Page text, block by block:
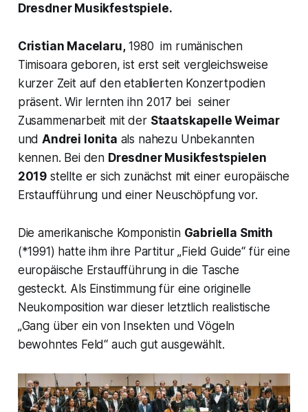
Dresdner Musikfestspiele.
Cristian Macelaru,1980 im rumänischen
Timisoara geboren, ist erst seit vergleichsweise
kurzer Zeit auf den etablierten Konzertpodien
präsent. Wir lernten ihn 2017 bei seiner
Zusammenarbeit mit der Staatskapelle Weimar
undAndrei Ionita als nahezu Unbekannten
kennen. Bei den Dresdner Musikfestspielen
2019 stellte er sich zunächst mit einer europäische
Erstaufführung und einer Neuschöpfung vor.
Die amerikanische Komponistin Gabriella Smith
(*1991) hatte ihm ihre Partitur„Field Guide“ für eine
europäische Erstaufführung in die Tasche
gesteckt. Als Einstimmung für eine originelle
Neukomposition war dieser letztlich realistische
„Gang über ein von Insekten und Vögeln
bewohntes Feld“ auch gut ausgewählt.